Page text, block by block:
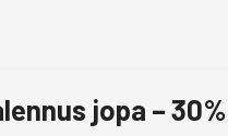
jopa – 30%